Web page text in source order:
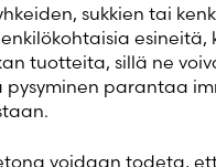
sukkien tai
tuotteita, sillä ne
pysyminen parantaa
voidaan todeta,